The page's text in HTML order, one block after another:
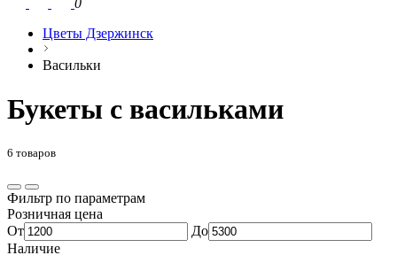
0
Цветы Дзержинск
Васильки
Букеты с васильками
6 товаров
Фильтр по параметрам
Розничная цена
От
До
Наличие